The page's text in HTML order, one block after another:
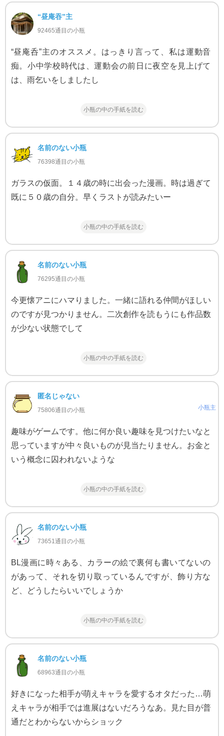
“昼庵吞”主
92465通目の小瓶
“昼庵呑”主のオススメ。はっきり言って、私は運動音
痴。小中学校時代は、運動会の前日に夜空を見上げて
は、雨乞いをしましたし
小瓶の中の手紙を読む
名前のない小瓶
76398通目の小瓶
ガラスの仮面。１４歳の時に出会った漫画。時は過ぎて
既に５０歳の自分。早くラストが読みたいー
小瓶の中の手紙を読む
名前のない小瓶
76295通目の小瓶
今更懐アニにハマりました。一緒に語れる仲間がほしい
のですが見つかりません。二次創作を読もうにも作品数
が少ない状態でして
小瓶の中の手紙を読む
匿名じゃない
75806通目の小瓶 小瓶主
趣味がゲームです。他に何か良い趣味を見つけたいなと
思っていますが中々良いものが見当たりません。お金と
いう概念に囚われないような
小瓶の中の手紙を読む
名前のない小瓶
73651通目の小瓶
BL漫画に時々ある、カラーの絵で裏何も書いてないの
があって、それを切り取っているんですが、飾り方な
ど、どうしたらいいでしょうか
小瓶の中の手紙を読む
名前のない小瓶
68963通目の小瓶
好きになった相手が萌えキャラを愛するオタだった…萌
えキャラが相手では進展はないだろうなあ。見た目が普
通だとわからないからショック